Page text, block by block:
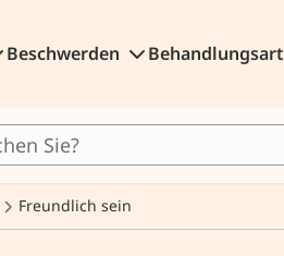
Beschwerden Behandlungsart
Freundlich sein